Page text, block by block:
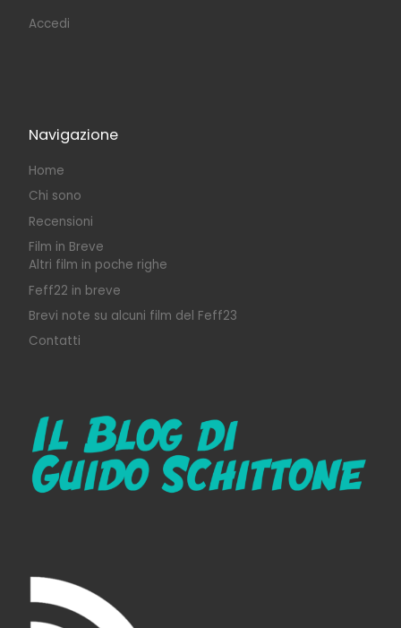
Accedi
Navigazione
Home
Chi sono
Recensioni
Film in Breve
Altri film in poche righe
Feff22 in breve
Brevi note su alcuni film del Feff23
Contatti